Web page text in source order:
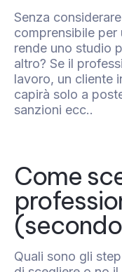
Senza
comprensibile
rende uno studio
altro? Se il
lavoro, un cliente
capirà solo a
sanzioni ecc..
Come
Quali sono gli